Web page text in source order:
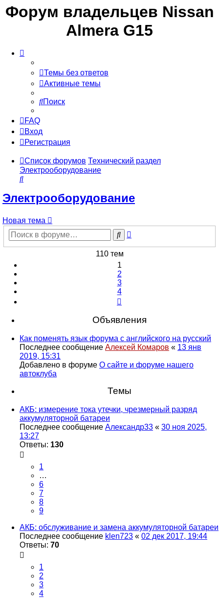
Форум владельцев Nissan
Almera G15
Темы без ответов
Активные темы
Поиск
FAQ
Вход
Регистрация
Список форумов Технический раздел
Электрооборудование
Поиск
Электрооборудование
Новая тема
Поиск
110 тем
1
2
3
4
Объявления
Как поменять язык форума с английского на русский
Последнее сообщение Алексей Комаров « 13 янв
2019, 15:31
Добавлено в форуме О сайте и форуме нашего
автоклуба
Темы
АКБ: измерение тока утечки, чрезмерный разряд
аккумуляторной батареи
Последнее сообщение Александр33 « 30 ноя 2025,
13:27
Ответы: 130
1
…
6
7
8
9
АКБ: обслуживание и замена аккумуляторной батареи
Последнее сообщение klen723 « 02 дек 2017, 19:44
Ответы: 70
1
2
3
4